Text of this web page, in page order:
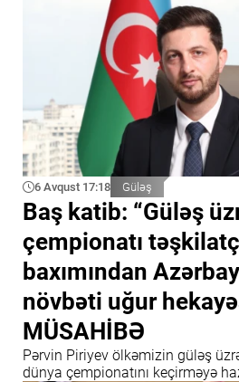
6 Avqust 17:18 Güləş
Baş katib: “Güləş
çempionatı
baxımından
növbəti uğur
MÜSAHİBƏ
Pərvin Piriyev ölkəmizin güləş
dünya çempionatını keçirməyə